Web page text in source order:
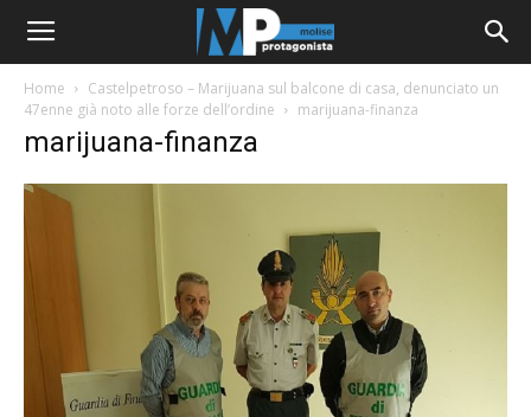
Home
Castelpetroso – Marijuana sul balcone di casa, denunciato un
47enne già noto alle forze dell’ordine
marijuana-finanza
marijuana-finanza